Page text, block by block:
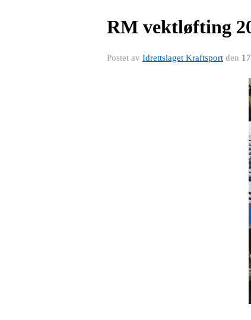
RM vektløfting
Postet av Idrettslaget Kraftsport den